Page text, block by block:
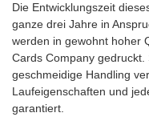
Die Entwicklungszeit
ganze drei Jahre in
werden in gewohnt hoher
Cards Company
geschmeidige Handling
Laufeigenschaften und
garantiert.